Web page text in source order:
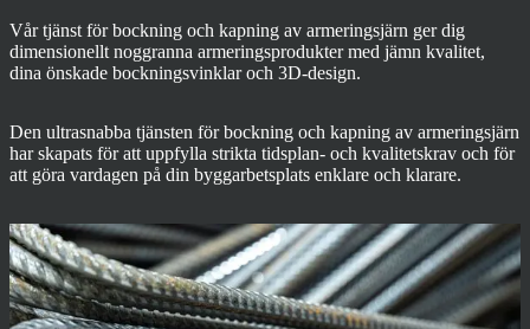
Vår tjänst för bockning och kapning av armeringsjärn ger dig
dimensionellt noggranna armeringsprodukter med jämn kvalitet,
dina önskade bockningsvinklar och 3D-design.
Den ultrasnabba tjänsten för bockning och kapning av armeringsjärn
har skapats för att uppfylla strikta tidsplan- och kvalitetskrav och för
att göra vardagen på din byggarbetsplats enklare och klarare.